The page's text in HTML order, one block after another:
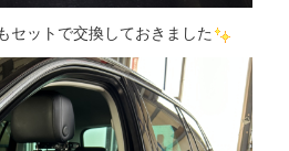
セットで交換しておきました